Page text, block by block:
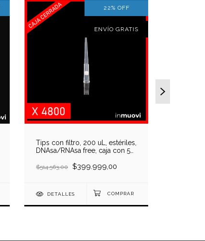
22% OFF
ENVÍO GRATIS
Tips con filtro, 200 uL, estériles,
DNAsa/RNAsa free, caja con 50
$514.563,00 $399.999,00
DETALLES